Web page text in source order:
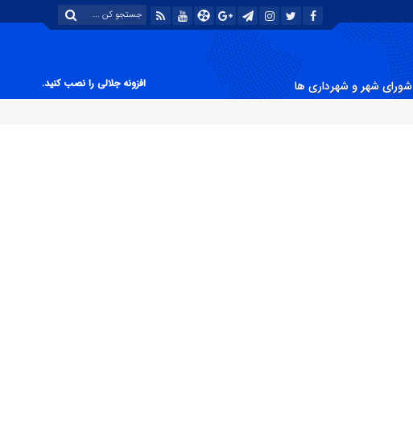
شورای شهر و شهرداری ها
افزونه جلالی را نصب کنید.